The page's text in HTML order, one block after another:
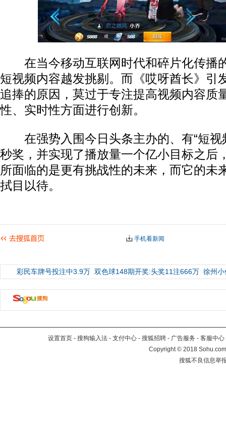
在当今移动互联网时代和碎片化传播
短视频内容越发挑剔。而《哎呀酋长》引
追捧的原因，莫过于专注提高视频内容质
性、实时性方面进行创新。
在强势入围今日头条主办的、有“短视
秒奖，并实现了播放量一个亿小目标之后
所面临的是更有挑战性的未来，而它的未
拭目以待。
手机看新闻
彩民车牌号投注中3.9万 双色球148期开奖:头奖11注666万 徐州
设置首页 - 搜狗输入法 - 支付中心 - 搜狐招聘 - 广告服务 - 客服中心
Copyright©2018
搜狐不良信息举